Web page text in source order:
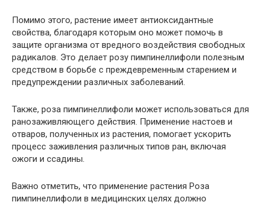
Помимо этого, растение имеет антиоксидантные
свойства, благодаря которым оно может помочь в
защите организма от вредного воздействия свободных
радикалов. Это делает розу пимпинеллифоли полезным
средством в борьбе с преждевременным старением и
предупреждении различных заболеваний.
Также, роза пимпинеллифоли может использоваться для
ранозаживляющего действия. Применение настоев и
отваров, полученных из растения, помогает ускорить
процесс заживления различных типов ран, включая
ожоги и ссадины.
Важно отметить, что применение растения Роза
пимпинеллифоли в медицинских целях должно